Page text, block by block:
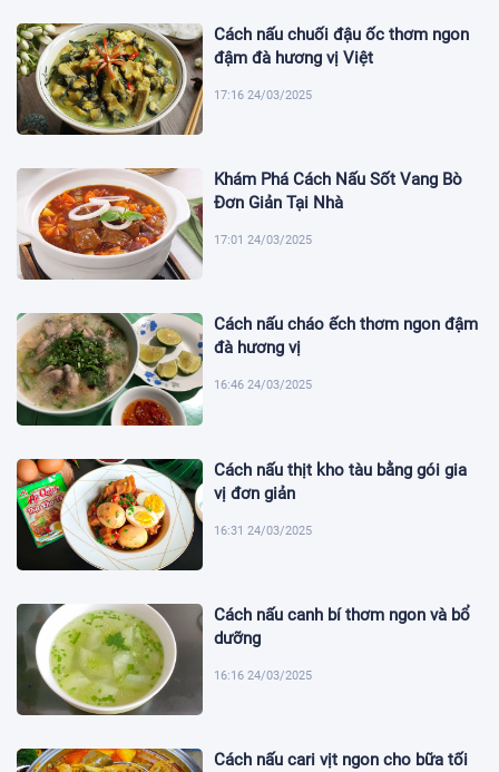
Cách nấu chuối đậu ốc thơm ngon
đậm đà hương vị Việt
17:16 24/03/2025
Khám Phá Cách Nấu Sốt Vang Bò
Đơn Giản Tại Nhà
17:01 24/03/2025
Cách nấu cháo ếch thơm ngon đậm
đà hương vị
16:46 24/03/2025
Cách nấu thịt kho tàu bằng gói gia
vị đơn giản
16:31 24/03/2025
Cách nấu canh bí thơm ngon và bổ
dưỡng
16:16 24/03/2025
Cách nấu cari vịt ngon cho bữa tối